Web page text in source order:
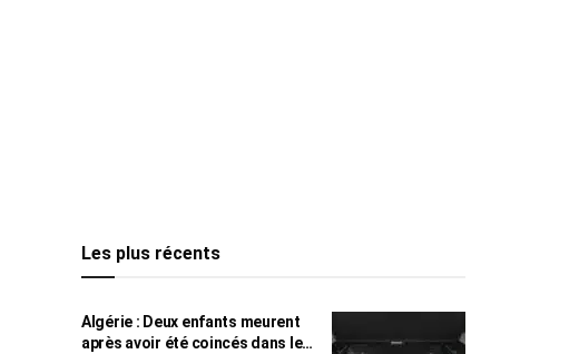
Les plus récents
Algérie : Deux enfants meurent
après avoir été coincés dans le